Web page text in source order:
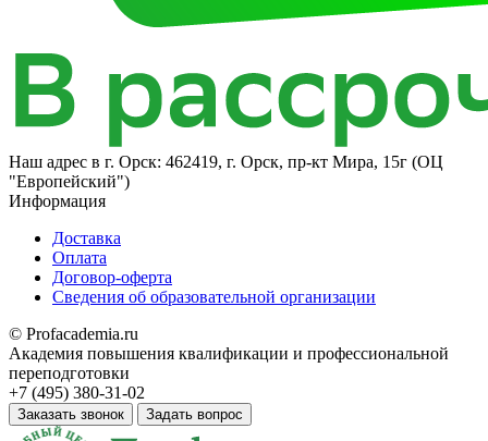
Наш адрес в г. Орск: 462419, г. Орск, пр-кт Мира, 15г (ОЦ
"Европейский")
Информация
Доставка
Оплата
Договор-оферта
Сведения об образовательной организации
© Profacademia.ru
Академия повышения квалификации и профессиональной
переподготовки
+7 (495) 380-31-02
Заказать звонок Задать вопрос